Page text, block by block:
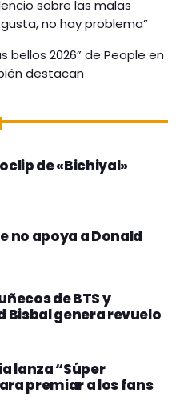
sobre las malas
no hay problema”
bellos 2026” de People en
destacan
de «Bichiyal»
no apoya a Donald
de BTS y
Bisbal genera revuelo
lanza “Súper
premiar a los fans